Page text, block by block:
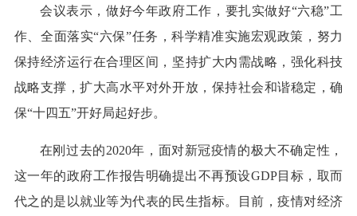
会议表示，做好今年政府工作，要扎实做好“六稳”工
作、全面落实“六保”任务，科学精准实施宏观政策，努力
保持经济运行在合理区间，坚持扩大内需战略，强化科技
战略支撑，扩大高水平对外开放，保持社会和谐稳定，确
保“十四五”开好局起好步。
在刚过去的2020年，面对新冠疫情的极大不确定性，
这一年的政府工作报告明确提出不再预设GDP目标，取而
代之的是以就业等为代表的民生指标。目前，疫情对经济